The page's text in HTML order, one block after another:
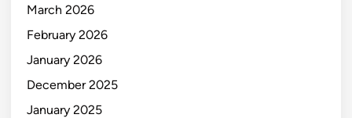
March 2026
February 2026
January 2026
December 2025
January 2025